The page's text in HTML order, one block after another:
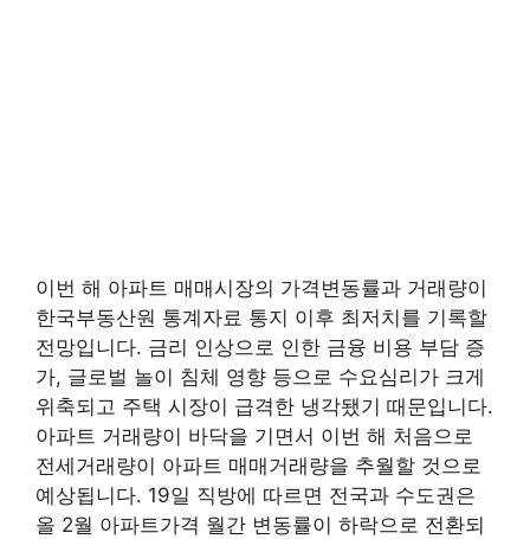
이번 해 아파트 매매시장의 가격변동률과 거래량이
한국부동산원 통계자료 통지 이후 최저치를 기록할
전망입니다. 금리 인상으로 인한 금융 비용 부담 증
가, 글로벌 놀이 침체 영향 등으로 수요심리가 크게
위축되고 주택 시장이 급격한 냉각됐기 때문입니다.
아파트 거래량이 바닥을 기면서 이번 해 처음으로
전세거래량이 아파트 매매거래량을 추월할 것으로
예상됩니다. 19일 직방에 따르면 전국과 수도권은
올 2월 아파트가격 월간 변동률이 하락으로 전환되